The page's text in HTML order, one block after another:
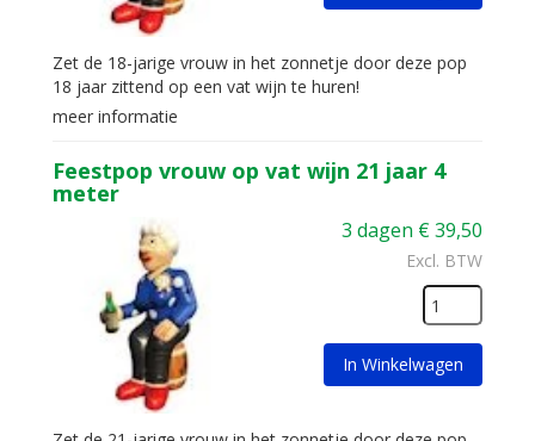
Zet de 18-jarige vrouw in het zonnetje door deze pop
18 jaar zittend op een vat wijn te huren!
meer informatie
Feestpop vrouw op vat wijn 21 jaar 4
meter
3 dagen €39,50
Excl. BTW
In Winkelwagen